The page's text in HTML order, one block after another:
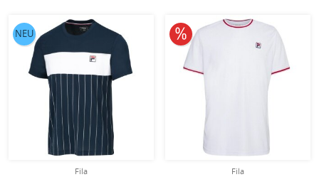
Fila
NEU
Fila
10% reduziert